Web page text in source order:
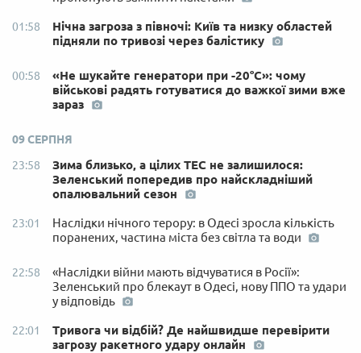
01:58
Нічна загроза з півночі: Київ та низку областей
підняли по тривозі через балістику
00:58
«Не шукайте генератори при -20°C»: чому
військові радять готуватися до важкої зими вже
зараз
09 СЕРПНЯ
23:58
Зима близько, а цілих ТЕС не залишилося:
Зеленський попередив про найскладніший
опалювальний сезон
23:01
Наслідки нічного терору: в Одесі зросла кількість
поранених, частина міста без світла та води
22:58
«Наслідки війни мають відчуватися в Росії»:
Зеленський про блекаут в Одесі, нову ППО та удари
у відповідь
22:01
Тривога чи відбій? Де найшвидше перевірити
загрозу ракетного удару онлайн